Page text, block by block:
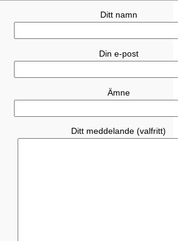
Ditt namn
Din e-post
Ämne
Ditt meddelande (valfritt)